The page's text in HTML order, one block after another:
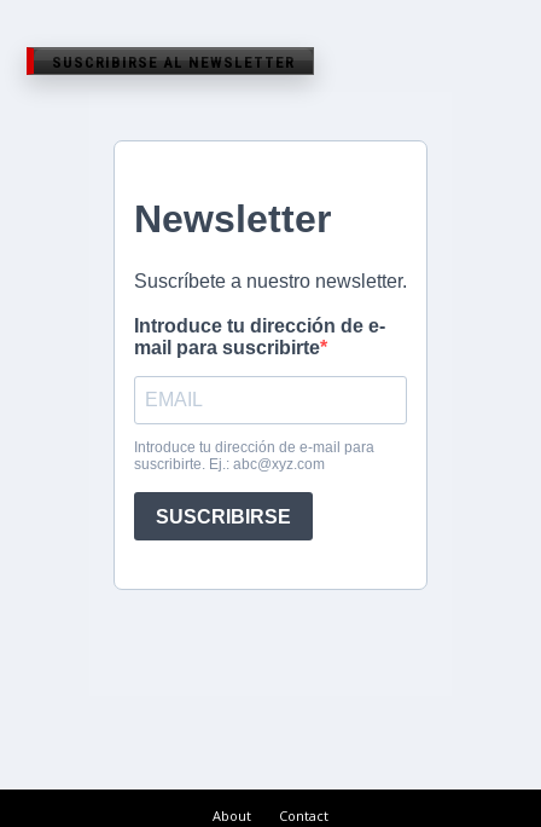
SUSCRIBIRSE AL NEWSLETTER
About Contact